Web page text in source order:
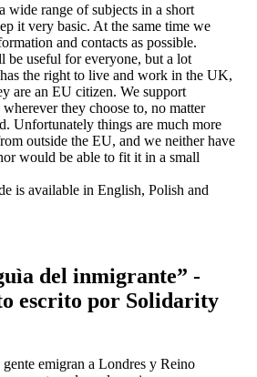
wide range of subjects in a short
it very basic. At the same time we
and contacts as possible.
be useful for everyone, but a lot
has the right to live and work in the UK,
are an EU citizen. We support
they choose to, no matter
Unfortunately things are much more
outside the EU, and we neither have
would be able to fit it in a small
is available in English, Polish and
del inmigrante” -
escrito por Solidarity
emigran a Londres y Reino